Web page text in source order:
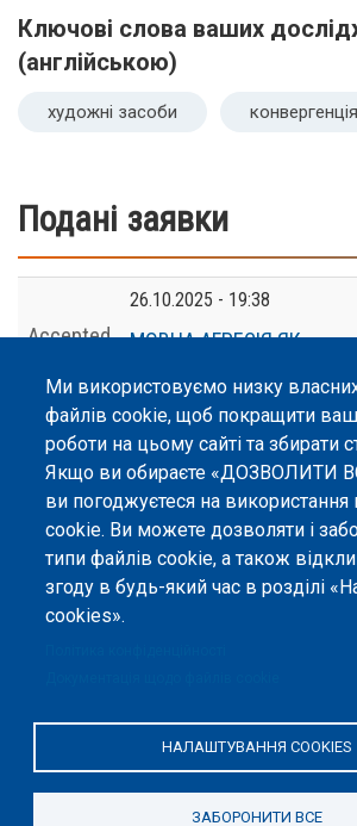
Ключові слова ваших
(англійською)
художні засоби конвергенція
Подані заявки
Accepted
26.10.2025 - 19:38
МОВНА АГРЕСІЯ ЯК
Ми використовуємо низку власних
файлів cookie, щоб покращити
роботи на цьому сайті та збирати
Якщо ви обираєте «ДОЗВОЛИТИ
ви погоджуєтеся на використання
cookie. Ви можете дозволяти і
типи файлів cookie, а також
згоду в будь-який час в розділі
cookies».
НАЛАШТУВАННЯ COOKIES
ЗАБОРОНИТИ ВСЕ
Peers International , платформа
рецензування, 2023-2026. |
cookie.
Вміст сайту опубліковано на умовах
була
за сприяння Програми Європейського Союзу
OPTIMA (618940-EPP-1-2020-1-UA-EPPKA2-CBHE-
Єврокомісією створення цього вебсайту не